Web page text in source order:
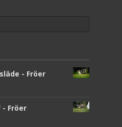
- Fröer
- Fröer